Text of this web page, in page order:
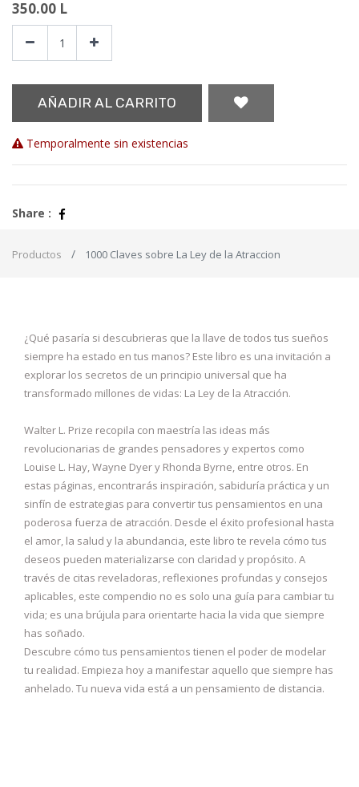
350.00 L
AÑADIR AL CARRITO
Temporalmente sin existencias
Share :
Productos 1000 Claves sobre La Ley de la Atraccion
¿Qué pasaría si descubrieras que la llave de todos tus sueños
siempre ha estado en tus manos? Este libro es una invitación a
explorar los secretos de un principio universal que ha
transformado millones de vidas: La Ley de la Atracción.
Walter L. Prize recopila con maestría las ideas más
revolucionarias de grandes pensadores y expertos como
Louise L. Hay, Wayne Dyer y Rhonda Byrne, entre otros. En
estas páginas, encontrarás inspiración, sabiduría práctica y un
sinfín de estrategias para convertir tus pensamientos en una
poderosa fuerza de atracción. Desde el éxito profesional hasta
el amor, la salud y la abundancia, este libro te revela cómo tus
deseos pueden materializarse con claridad y propósito. A
través de citas reveladoras, reflexiones profundas y consejos
aplicables, este compendio no es solo una guía para cambiar tu
vida; es una brújula para orientarte hacia la vida que siempre
has soñado.
Descubre cómo tus pensamientos tienen el poder de modelar
tu realidad. Empieza hoy a manifestar aquello que siempre has
anhelado. Tu nueva vida está a un pensamiento de distancia.